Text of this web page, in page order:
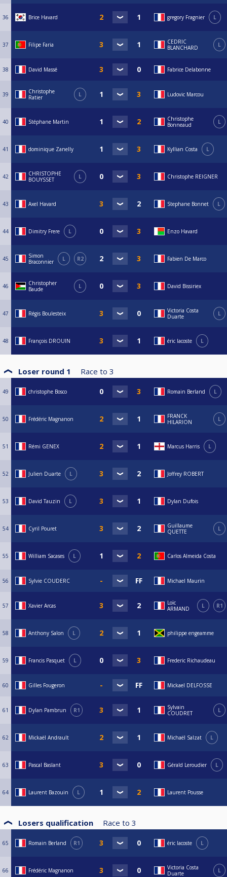
36 Brice Havard gregory Fragnier L
37 Filipe Faria
CEDRIC
BLANCHARD
L
38 David Massé Fabrice Delabonne
39
Christophe
Ratier
L Ludovic Marcou
40 Stéphane Martin
Christophe
Bonneaud
L
41 dominique Zanelly Kyllian Costa L
42
CHRISTOPHE
BOUYSSET
L Christophe REIGNER
43 Axel Havard Stephane Bonnet L
44 Dimitry Frere L Enzo Havard
45
Simon
Braconnier
L R2 Fabien De Marco
46
Christopher
Baude
L David Bissiriex
47 Régis Boulesteix
Victoria Costa
Duarte
L
48 François DROUIN éric lacoste L
Loser round 1 Race to 3
49 christophe Bosco Romain Berland L
50 Frédéric Magnanon
FRANCK
HILARION
L
51 Rémi GENEX Marcus Harris L
52 Julien Duarte L Joffrey ROBERT
53 David Tauzin L Dylan Dufois
54 Cyril Pouret
Guillaume
QUETTE
L
55 William Sacases L Carlos Almeida Costa
56 Sylvie COUDERC Michael Maurin
57 Xavier Arcas
Loïc
ARMAND
L R1
58 Anthony Salon L philippe engeamme
59 Francis Pasquet L Frederic Richaudeau
60 Gilles Fougeron Mickael DELFOSSE
61 Dylan Pambrun R1
Sylvain
COUDRET
L
62 Mickaël Andrault Michaël Salzat L
63 Pascal Baslant Gérald Leroudier L
64 Laurent Bazouin L Laurent Pousse
Losers qualification Race to 3
65 Romain Berland R1 éric lacoste L
66 Frédéric Magnanon
Victoria Costa
Duarte
L